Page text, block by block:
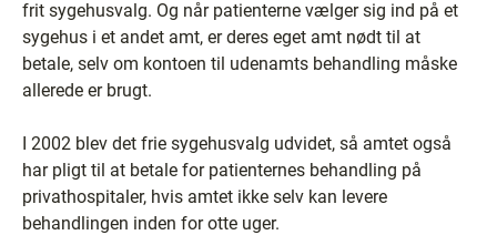
frit sygehusvalg. Og når patienterne vælger sig ind på et
sygehus i et andet amt, er deres eget amt nødt til at
betale, selv om kontoen til udenamts behandling måske
allerede er brugt.
I 2002 blev det frie sygehusvalg udvidet, så amtet også
har pligt til at betale for patienternes behandling på
privathospitaler, hvis amtet ikke selv kan levere
behandlingen inden for otte uger.